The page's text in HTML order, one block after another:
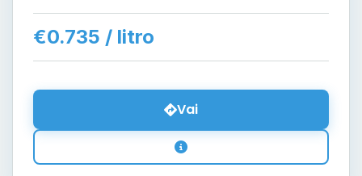
€0.735 / litro
Vai